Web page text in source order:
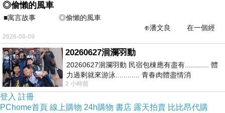
◎偷懶的風車
■寓言故事 ◎偷懶的風車
⊕潘文良 在一個經
常颳風的山丘上—&m
2026-08-09
20260627洄瀾羽動
20260627洄瀾羽動 民宿包棟應有盡有............ 體
力過剩就來游泳............ 青春肉體盡情消
磨............ 晚餐不必
2 小時前
登入 註冊
PChome首頁 線上購物 24h購物 書店 露天拍賣 比比昂代購